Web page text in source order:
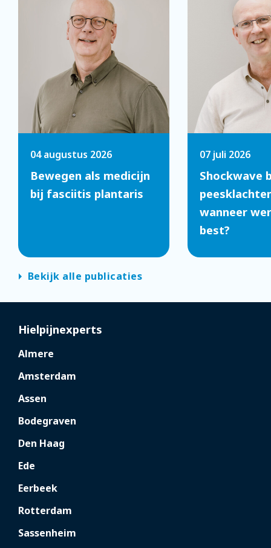
04 augustus 2026
Bewegen als medicijn
bij fasciitis plantaris
07 juli 2026
Shockwave
wanneer
best?
arrow_right Bekijk alle publicaties
Hielpijnexperts
Almere
Amsterdam
Assen
Bodegraven
Den Haag
Ede
Eerbeek
Rotterdam
Sassenheim